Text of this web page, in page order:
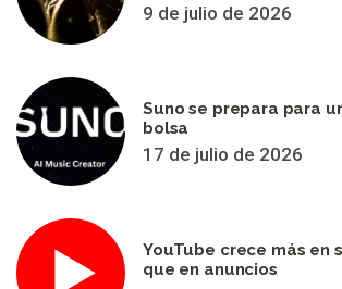
9 de julio de 2026
Suno se prepara para
bolsa
17 de julio de 2026
YouTube crece más en
que en anuncios